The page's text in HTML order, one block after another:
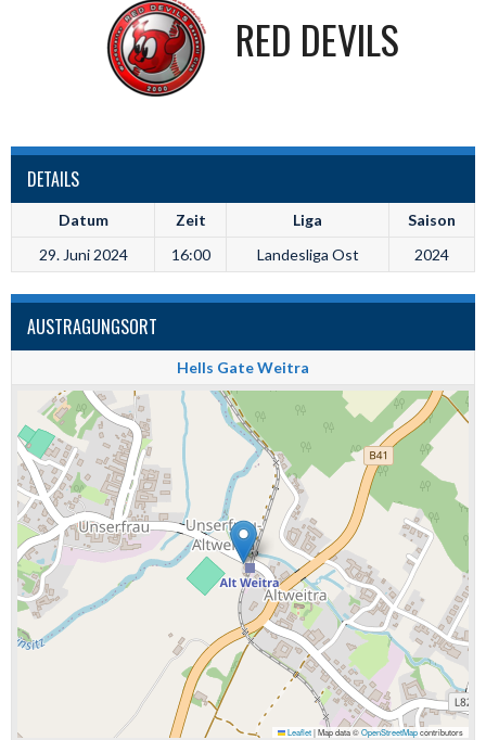
RED DEVILS
DETAILS
Datum Zeit Liga
Saison
29. Juni 2024
16:00 Landesliga Ost 2024
AUSTRAGUNGSORT
Hells Gate Weitra
Leaflet|Map data ©OpenStreetMapcontributors